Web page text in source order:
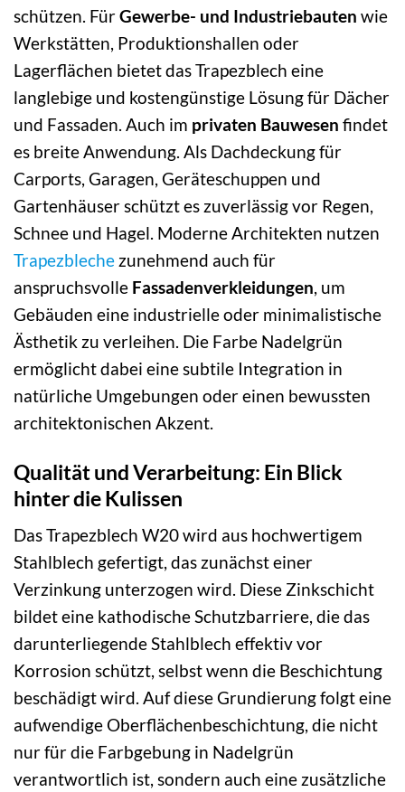
schützen. FürGewerbe- und Industriebauten wie
Werkstätten, Produktionshallen oder
Lagerflächen bietet das Trapezblech eine
langlebige und kostengünstige Lösung für Dächer
und Fassaden. Auch im privaten Bauwesen findet
es breite Anwendung. Als Dachdeckung für
Carports, Garagen, Geräteschuppen und
Gartenhäuser schützt es zuverlässig vor Regen,
Schnee und Hagel. Moderne Architekten nutzen
Trapezbleche zunehmend auch für
anspruchsvolle Fassadenverkleidungen, um
Gebäuden eine industrielle oder minimalistische
Ästhetik zu verleihen. Die Farbe Nadelgrün
ermöglicht dabei eine subtile Integration in
natürliche Umgebungen oder einen bewussten
architektonischen Akzent.
Qualität und Verarbeitung: Ein Blick
hinter die Kulissen
Das Trapezblech W20 wird aus hochwertigem
Stahlblech gefertigt, das zunächst einer
Verzinkung unterzogen wird. Diese Zinkschicht
bildet eine kathodische Schutzbarriere, die das
darunterliegende Stahlblech effektiv vor
Korrosion schützt, selbst wenn die Beschichtung
beschädigt wird. Auf diese Grundierung folgt eine
aufwendige Oberflächenbeschichtung, die nicht
nur für die Farbgebung in Nadelgrün
verantwortlich ist, sondern auch eine zusätzliche